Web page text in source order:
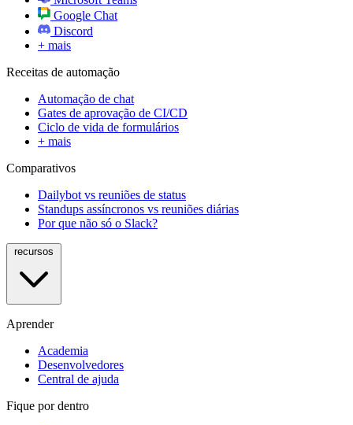
Google Chat
Discord
+ mais
Receitas de automação
Automação de chat
Gates de aprovação de CI/CD
Ciclo de vida de formulários
+ mais
Comparativos
Dailybot vs reuniões de status
Standups assíncronos vs reuniões diárias
Por que não só o Slack?
Aprender
Academia
Desenvolvedores
Central de ajuda
Fique por dentro